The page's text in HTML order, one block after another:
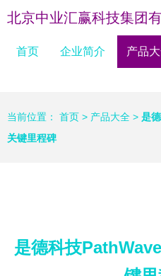
北京中业汇赢科技集团
首页 企业简介 产品
当前位置： 首页 > 产品大全 > 是
关键里程碑
是德科技